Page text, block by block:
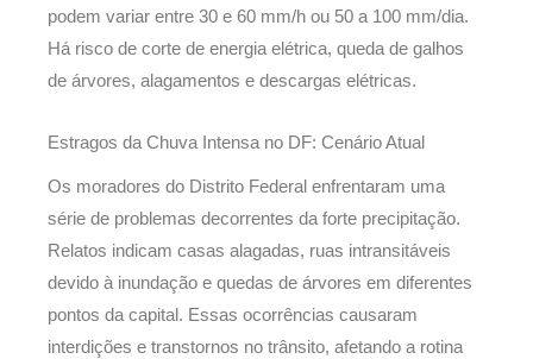
podem variar entre 30 e 60 mm/h ou 50 a 100 mm/dia.
Há risco de corte de energia elétrica, queda de galhos
de árvores, alagamentos e descargas elétricas.
Estragos da Chuva Intensa no DF: Cenário Atual
Os moradores do Distrito Federal enfrentaram uma
série de problemas decorrentes da forte precipitação.
Relatos indicam casas alagadas, ruas intransitáveis
devido à inundação e quedas de árvores em diferentes
pontos da capital. Essas ocorrências causaram
interdições e transtornos no trânsito, afetando a rotina